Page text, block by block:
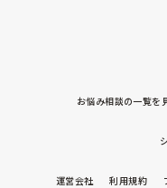
お悩み相談の一覧を
運営会社 利用規約